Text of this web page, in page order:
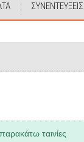
ΣΥΝΕΝΤΕΥΞΕΙΣ
ταινίες